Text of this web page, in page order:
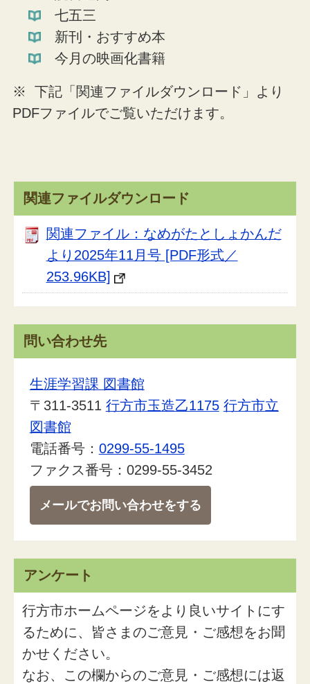
七五三
新刊・おすすめ本
今月の映画化書籍
※ 下記「関連ファイルダウンロード」より
PDFファイルでご覧いただけます。
関連ファイルダウンロード
関連ファイル：なめがたとしょかんだ
より2025年11月号 [PDF形式／
253.96KB]
問い合わせ先
生涯学習課 図書館
〒311-3511 行方市玉造乙1175 行方市立
図書館
電話番号： 0299-55-1495
ファクス番号：0299-55-3452
メールでお問い合わせをする
アンケート
行方市ホームページをより良いサイトにす
るために、皆さまのご意見・ご感想をお聞
かせください。
なお、この欄からのご意見・ご感想には返